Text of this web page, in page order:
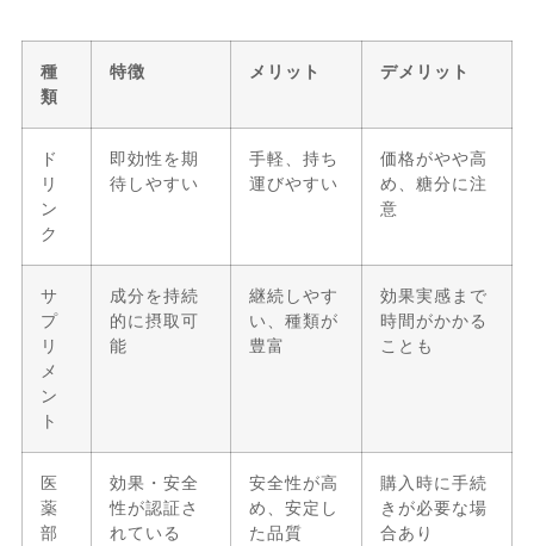
種
類
特徴 メリット デメリット
ド
リ
ン
ク
即効性を期
待しやすい
手軽、持ち
運びやすい
価格がやや高
め、糖分に注
意
サ
プ
リ
メ
ン
ト
成分を持続
的に摂取可
能
継続しやす
い、種類が
豊富
効果実感まで
時間がかかる
ことも
医
薬
部
効果・安全
性が認証さ
れている
安全性が高
め、安定し
た品質
購入時に手続
きが必要な場
合あり